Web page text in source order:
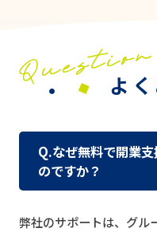
よ
Q.なぜ無料で開業
のですか？
弊社のサポートは、グル